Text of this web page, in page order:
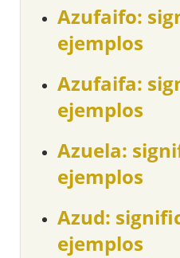
Azufaifo:
ejemplos
Azufaifa:
ejemplos
Azuela:
ejemplos
Azud:
ejemplos